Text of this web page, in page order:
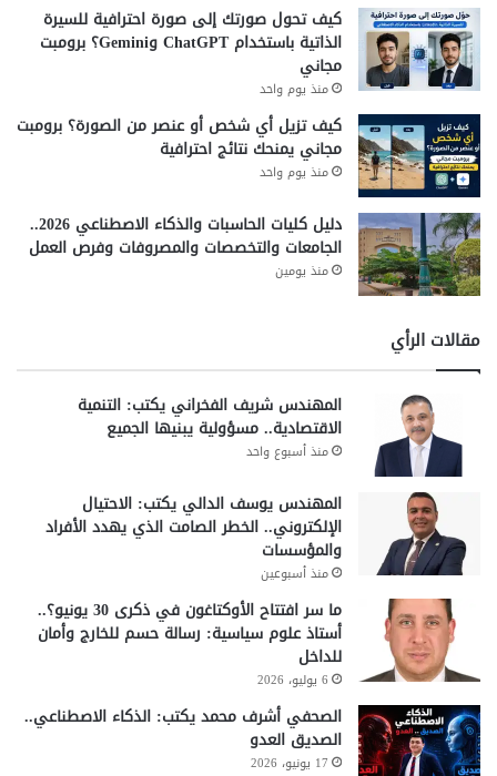
كيف تحول صورتك إلى صورة احترافية للسيرة
الذاتية باستخدام ChatGPT وGemini؟ برومبت
مجاني
منذ يوم واحد
كيف تزيل أي شخص أو عنصر من الصورة؟ برومبت
مجاني يمنحك نتائج احترافية
منذ يوم واحد
دليل كليات الحاسبات والذكاء الاصطناعي 2026..
الجامعات والتخصصات والمصروفات وفرص العمل
منذ يومين
مقالات الرأي
المهندس شريف الفخراني يكتب: التنمية
الاقتصادية.. مسؤولية يبنيها الجميع
منذ أسبوع واحد
المهندس يوسف الدالي يكتب: الاحتيال
الإلكتروني.. الخطر الصامت الذي يهدد الأفراد
والمؤسسات
منذ أسبوعين
ما سر افتتاح الأوكتاغون في ذكرى 30 يونيو؟..
أستاذ علوم سياسية: رسالة حسم للخارج وأمان
للداخل
6 يوليو، 2026
الصحفي أشرف محمد يكتب: الذكاء الاصطناعي..
الصديق العدو
17 يونيو، 2026